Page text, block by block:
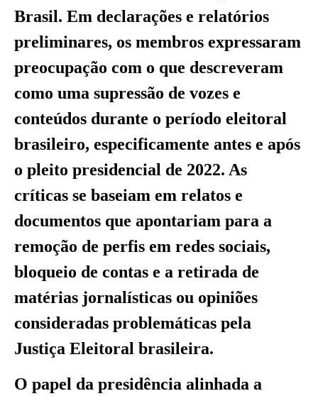
Brasil. Em declarações e relatórios
preliminares, os membros expressaram
preocupação com o que descreveram
como uma supressão de vozes e
conteúdos durante o período eleitoral
brasileiro, especificamente antes e após
o pleito presidencial de 2022. As
críticas se baseiam em relatos e
documentos que apontariam para a
remoção de perfis em redes sociais,
bloqueio de contas e a retirada de
matérias jornalísticas ou opiniões
consideradas problemáticas pela
Justiça Eleitoral brasileira.
O papel da presidência alinhada a